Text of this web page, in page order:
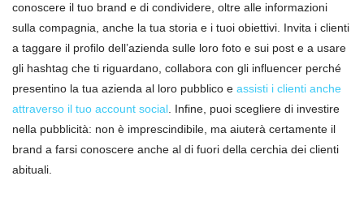
conoscere il tuo brand e di condividere, oltre alle informazioni
sulla compagnia, anche la tua storia e i tuoi obiettivi. Invita i clienti
a taggare il profilo dell’azienda sulle loro foto e sui post e a usare
gli hashtag che ti riguardano, collabora con gli influencer perché
presentino la tua azienda al loro pubblico e assisti i clienti anche
attraverso il tuo account social . Infine, puoi scegliere di investire
nella pubblicità: non è imprescindibile, ma aiuterà certamente il
brand a farsi conoscere anche al di fuori della cerchia dei clienti
abituali.